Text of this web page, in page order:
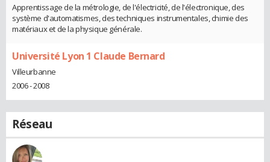
Apprentissage de la métrologie, de l'électricité, de l'électronique, des
système d'automatismes, des techniques instrumentales, chimie des
matériaux et de la physique générale.
Université Lyon 1 Claude Bernard
Villeurbanne
2006 - 2008
Réseau